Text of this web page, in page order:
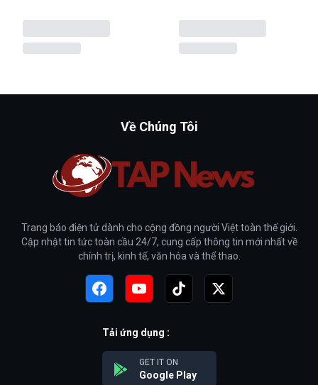
Về Chúng Tôi
Trang báo điện tử dành cho cộng đồng người Việt toàn thế giới.
Cập nhật tin tức toàn cầu 24/7, cung cấp thông tin mới nhất về
chính trị, kinh tế, văn hóa và thể thao.
Tải ứng dụng :
GET IT ON
Google Play